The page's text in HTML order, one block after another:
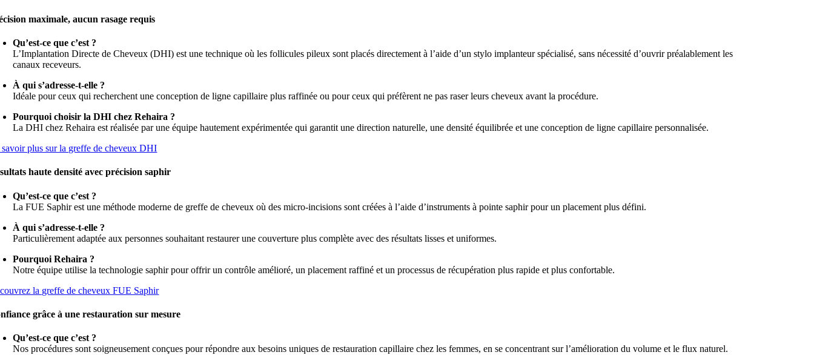
maximale, aucun rasage requis
Qu’est-ce que c’est ?
L’Implantation Directe de Cheveux (DHI) est une technique où les follicules pileux sont placés directement à l’aide d’un stylo implanteur spécialisé, sans nécessité d’ouvrir préalablement les
canaux receveurs.
À qui s’adresse-t-elle ?
Idéale pour ceux qui recherchent une conception de ligne capillaire plus raffinée ou pour ceux qui préfèrent ne pas raser leurs cheveux avant la procédure.
Pourquoi choisir la DHI chez Rehaira ?
La DHI chez Rehaira est réalisée par une équipe hautement expérimentée qui garantit une direction naturelle, une densité équilibrée et une conception de ligne capillaire personnalisée.
savoir plus sur la greffe de cheveux DHI
haute densité avec précision saphir
Qu’est-ce que c’est ?
La FUE Saphir est une méthode moderne de greffe de cheveux où des micro-incisions sont créées à l’aide d’instruments à pointe saphir pour un placement plus défini.
À qui s’adresse-t-elle ?
Particulièrement adaptée aux personnes souhaitant restaurer une couverture plus complète avec des résultats lisses et uniformes.
Pourquoi Rehaira ?
Notre équipe utilise la technologie saphir pour offrir un contrôle amélioré, un placement raffiné et un processus de récupération plus rapide et plus confortable.
la greffe de cheveux FUE Saphir
grâce à une restauration sur mesure
Qu’est-ce que c’est ?
Nos procédures sont soigneusement conçues pour répondre aux besoins uniques de restauration capillaire chez les femmes, en se concentrant sur l’amélioration du volume et le flux naturel.